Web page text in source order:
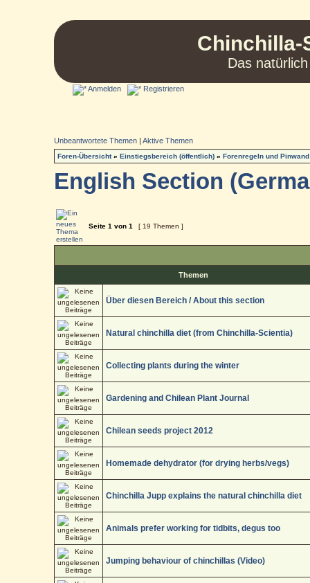
Chinchilla-
Das
Anmelden Registrieren
Unbeantwortete Themen |Aktive Themen
Foren-Übersicht»Einstiegsbereich (öffentlich) »Forenregeln und Pinwand
English Section
Seite1 von1 [ 19 Themen ]
Themen
Über diesen Bereich / About this section
Natural chinchilla diet (from Chinchilla-Scientia)
Collecting plants during the winter
Gardening and Chilean Plant Journal
Chilean seeds project 2012
Homemade dehydrator (for drying herbs/vegs)
Chinchilla Jupp explains the natural chinchilla diet
Animals prefer working for tidbits, degus too
Jumping behaviour of chinchillas (Video)